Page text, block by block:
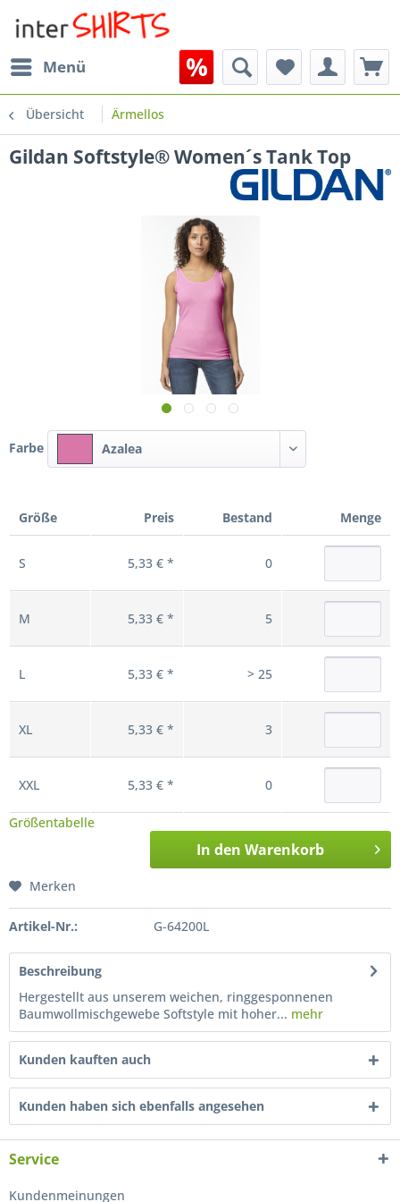
Menü
Übersicht Ärmellos
Gildan Softstyle® Women´s Tank Top
Farbe Azalea
Größe Preis Bestand Menge
S 5,33 € * 0
M 5,33 € * 5
L 5,33 € * > 25
XL 5,33 € * 3
XXL 5,33 € * 0
Größentabelle
In den Warenkorb
Merken
Artikel-Nr.: G-64200L
Beschreibung
Hergestellt aus unserem weichen, ringgesponnenen
Baumwollmischgewebe Softstyle mit hoher... mehr
Kunden kauften auch
Kunden haben sich ebenfalls angesehen
Service
Kundenmeinungen